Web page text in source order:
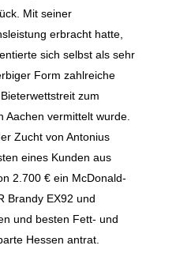
Mit seiner
erbracht hatte,
sich selbst als sehr
Form zahlreiche
zum
vermittelt wurde.
Zucht von Antonius
eines Kunden aus
2.700 € ein McDonald-
Brandy EX92 und
und besten Fett- und
Hessen antrat.